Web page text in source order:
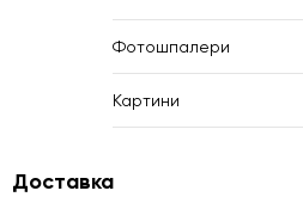
Фотошпалери
Картини
Доставка